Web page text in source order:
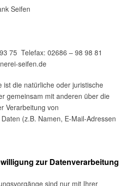
Seifen
75 Telefax: 02686 – 98 98 81
seifen.de
ist die natürliche oder juristische
gemeinsam mit anderen über die
Verarbeitung von
(z.B. Namen, E-Mail-Adressen
zur Datenverarbeitung
sind nur mit Ihrer